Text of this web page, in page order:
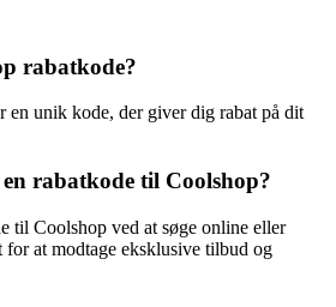
rabatkode?
en unik kode, der giver dig rabat på dit
rabatkode til Coolshop?
til Coolshop ved at søge online eller
at modtage eksklusive tilbud og